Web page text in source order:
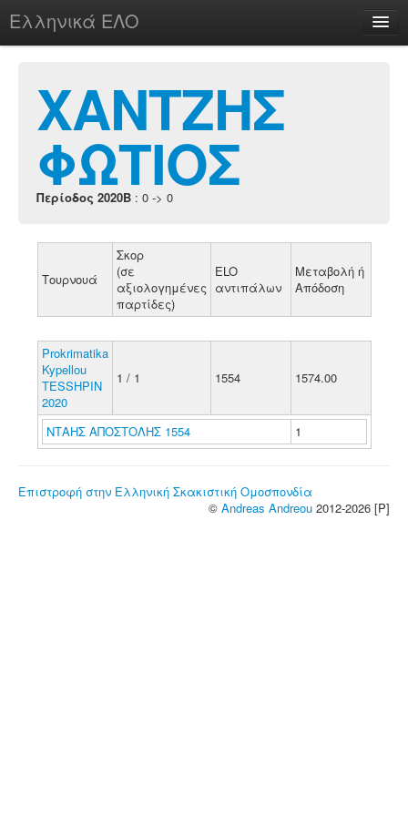
Ελληνικά ΕΛΟ
chesstu.be @ discord
Login
ΧΑΝΤΖΗΣ
ΦΩΤΙΟΣ
Περίοδος 2020B : 0 -> 0
Τουρνουά
Σκορ
(σε
αξιολογημένες
παρτίδες)
ELO
αντιπάλων
Μεταβολή ή
Απόδοση
Prokrimatika
Kypellou
TESSHPIN
2020
1 / 1 1554 1574.00
ΝΤΑΗΣ ΑΠΟΣΤΟΛΗΣ 1554 1
Επιστροφή στην Ελληνική Σκακιστική Ομοσπονδία
© Andreas Andreou 2012-2026 [P]